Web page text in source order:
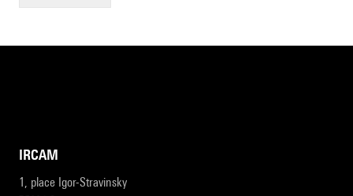
IRCAM
1, place Igor-Stravinsky